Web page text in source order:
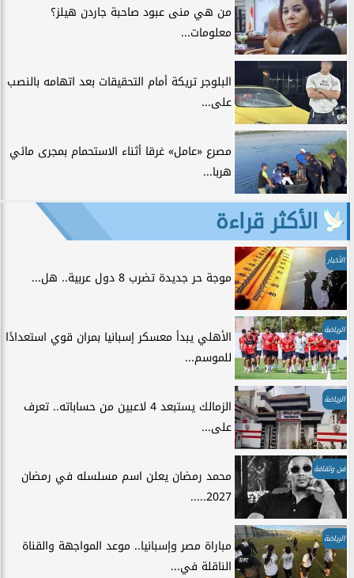
من هي منى عبود صاحبة جاردن هيلز؟
معلومات...
البلوجر تريكة أمام التحقيقات بعد اتهامه بالنصب
على...
مصرع «عامل» غرقا أثناء الاستحمام بمجرى مائي
هربا...
الأكثر قراءة
الأخبار
موجة حر جديدة تضرب 8 دول عربية.. هل...
الرياضة
الأهلي يبدأ معسكر إسبانيا بمران قوي استعدادًا
للموسم...
الرياضة
الزمالك يستبعد 4 لاعبين من حساباته.. تعرف
على...
فن وثقافة
محمد رمضان يعلن اسم مسلسله في رمضان
2027.....
الرياضة
مباراة مصر وإسبانيا.. موعد المواجهة والقناة
الناقلة في...